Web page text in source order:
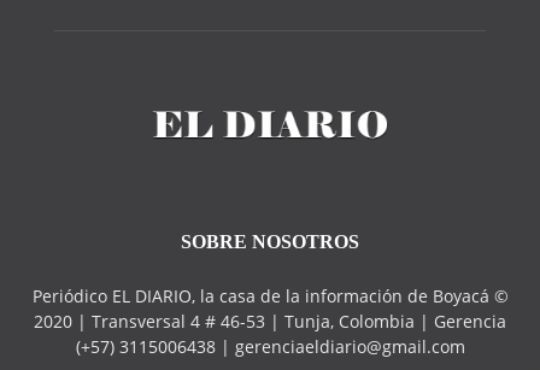
SOBRE NOSOTROS
Periódico EL DIARIO, la casa de la información de Boyacá ©
2020 | Transversal 4 # 46-53 | Tunja, Colombia | Gerencia
(+57) 3115006438 | gerenciaeldiario@gmail.com